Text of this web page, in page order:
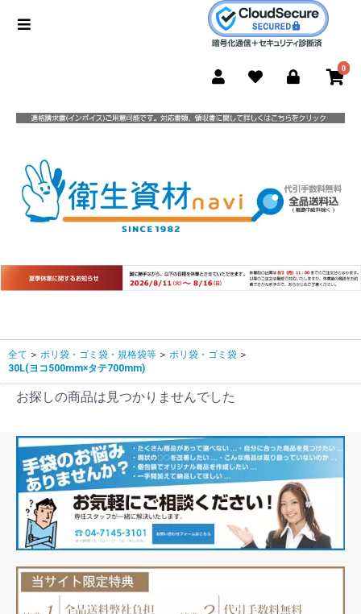
0
全て ＞ ポリ袋・ゴミ袋・規格袋等 ＞ ポリ袋・ゴミ袋 ＞
30L(ヨコ500mm×タテ700mm)
お探しの商品は見つかりませんでした